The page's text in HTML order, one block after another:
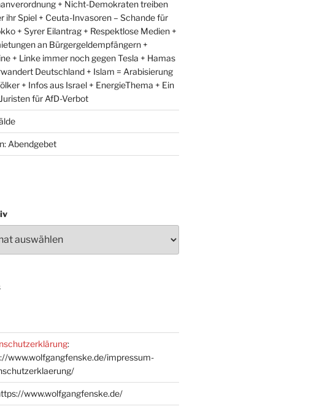
+ Nicht-Demokraten treiben
ihr Spiel + Ceuta-Invasoren – Schande für
+ Syrer Eilantrag + Respektlose Medien +
an Bürgergeldempfängern +
+ Linke immer noch gegen Tesla + Hamas
Deutschland + Islam = Arabisierung
+ Infos aus Israel + EnergieThema + Ein
für AfD-Verbot
Abendgebet
:
www.wolfgangfenske.de/impressum-
www.wolfgangfenske.de/